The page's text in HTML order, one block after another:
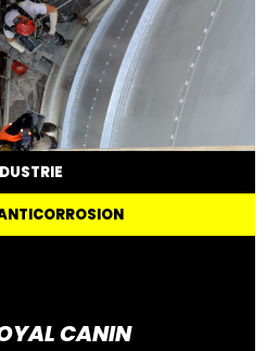
CANIN